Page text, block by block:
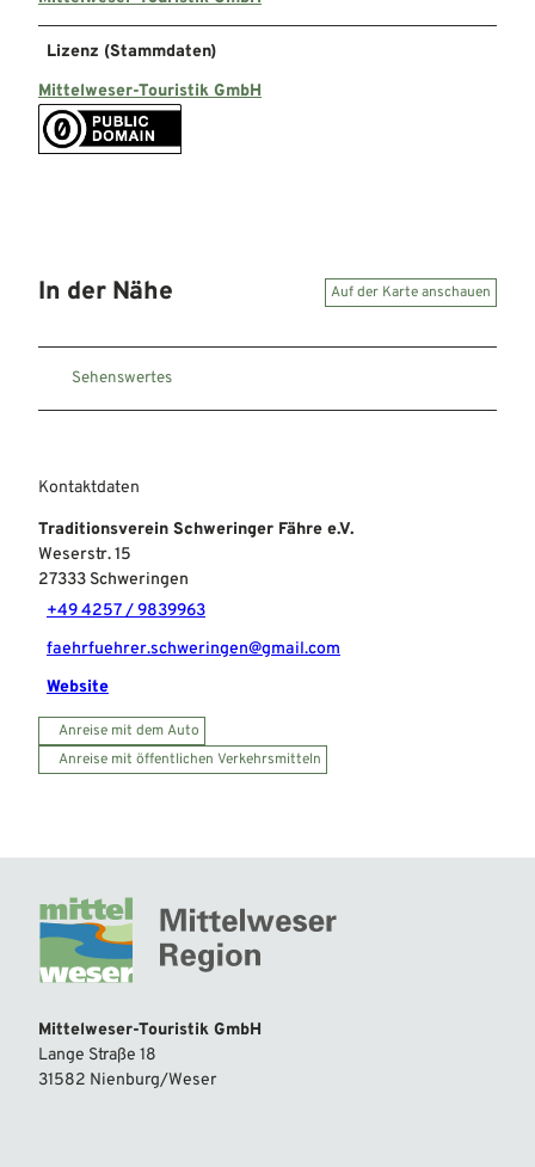
Lizenz (Stammdaten)
Mittelweser-Touristik GmbH
In der Nähe Auf der Karte anschauen
Sehenswertes
Kontaktdaten
Traditionsverein Schweringer Fähre e.V.
Weserstr. 15
27333 Schweringen
+49 4257 / 9839963
faehrfuehrer.schweringen@gmail.com
Website
Anreise mit dem Auto
Anreise mit öffentlichen Verkehrsmitteln
Mittelweser-Touristik GmbH
Lange Straße 18
31582 Nienburg/Weser